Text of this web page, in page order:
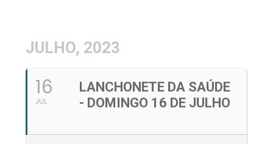
JULHO, 2023
16
JUL
LANCHONETE DA SAÚDE
- DOMINGO 16 DE JULHO